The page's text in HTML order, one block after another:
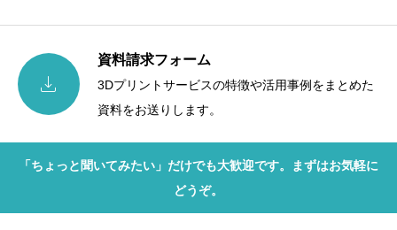

資料請求フォーム
3Dプリントサービスの特徴や活用事例をまとめた
資料をお送りします。
「ちょっと聞いてみたい」だけでも大歓迎です。まずはお気軽に
どうぞ。